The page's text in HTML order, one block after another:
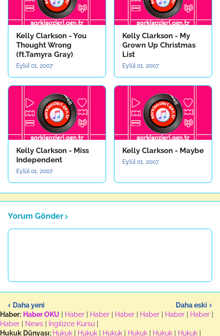
Kelly Clarkson - You
Thought Wrong
(ft.Tamyra Gray)
Eylül 01, 2007
Kelly Clarkson - My
Grown Up Christmas
List
Eylül 01, 2007
Kelly Clarkson - Miss
Independent
Eylül 01, 2007
Kelly Clarkson - Maybe
Eylül 01, 2007
Yorum Gönder
Daha yeni
Daha eski
Haber: Haber OKU Haber Haber Haber Haber Haber Haber
Haber
News İngilizce Kursu
Hukuk Dünyası: Hukuk Hukuk Hukuk Hukuk Hukuk Hukuk